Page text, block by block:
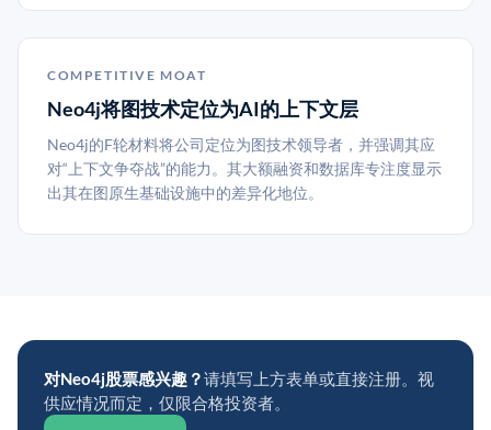
COMPETITIVE MOAT
Neo4j将图技术定位为AI的上下文层
Neo4j的F轮材料将公司定位为图技术领导者，并强调其应
对“上下文争夺战”的能力。其大额融资和数据库专注度显示
出其在图原生基础设施中的差异化地位。
对Neo4j股票感兴趣？请填写上方表单或直接注册。视
供应情况而定，仅限合格投资者。